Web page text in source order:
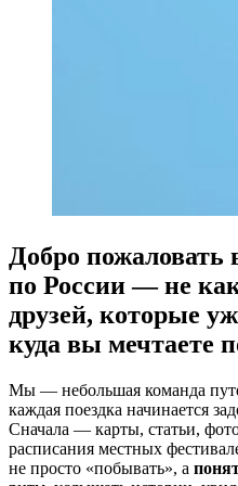
Добро пожаловать
по России — не
друзей, которые
куда вы мечтаете
Мы — небольшая команда
каждая поездка начинается
Сначала — карты, статьи,
расписания местных
не просто «побывать», а